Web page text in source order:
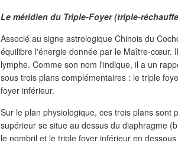
Le méridien du Triple-Foyer (triple-
Associé au signe astrologique Chinois du
équilibre l'énergie donnée par le Maître-cœur.
lymphe. Comme son nom l'indique, il a un
sous trois plans complémentaires : le triple
foyer inférieur.
Sur le plan physiologique, ces trois plans sont
supérieur se situe au dessus du diaphragme
le nombril et le triple foyer inférieur en